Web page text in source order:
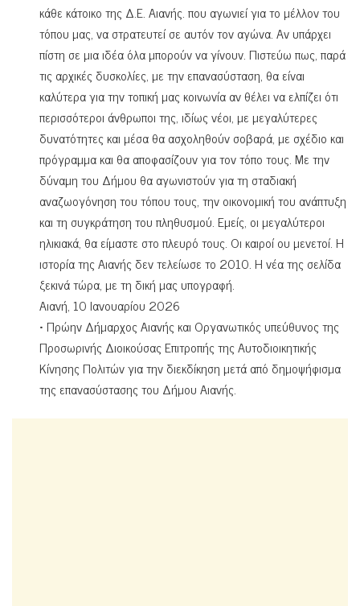
κάθε κάτοικο της Δ.Ε. Αιανής. που αγωνιεί για το μέλλον του
τόπου μας, να στρατευτεί σε αυτόν τον αγώνα. Αν υπάρχει
πίστη σε μια ιδέα όλα μπορούν να γίνουν. Πιστεύω πως, παρά
τις αρχικές δυσκολίες, με την επανασύσταση, θα είναι
καλύτερα για την τοπική μας κοινωνία αν θέλει να ελπίζει ότι
περισσότεροι άνθρωποι της, ιδίως νέοι, με μεγαλύτερες
δυνατότητες και μέσα θα ασχοληθούν σοβαρά, με σχέδιο και
πρόγραμμα και θα αποφασίζουν για τον τόπο τους. Με την
δύναμη του Δήμου θα αγωνιστούν για τη σταδιακή
αναζωογόνηση του τόπου τους, την οικονομική του ανάπτυξη
και τη συγκράτηση του πληθυσμού. Εμείς, οι μεγαλύτεροι
ηλικιακά, θα είμαστε στο πλευρό τους. Οι καιροί ου μενετοί. Η
ιστορία της Αιανής δεν τελείωσε το 2010. Η νέα της σελίδα
ξεκινά τώρα, με τη δική μας υπογραφή.
Αιανή, 10 Ιανουαρίου 2026
• Πρώην Δήμαρχος Αιανής και Οργανωτικός υπεύθυνος της
Προσωρινής Διοικούσας Επιτροπής της Αυτοδιοικητικής
Κίνησης Πολιτών για την διεκδίκηση μετά από δημοψήφισμα
της επανασύστασης του Δήμου Αιανής.